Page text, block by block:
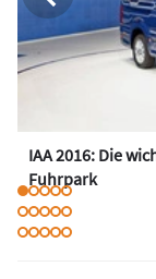
IAA 2016: Die
Fuhrpark